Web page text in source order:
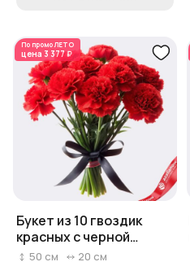
По промоЛЕТО
цена 3 377 ₽
Букет из 10 гвоздик
красных с черной
лентой, Диантус,
50 см 20 см